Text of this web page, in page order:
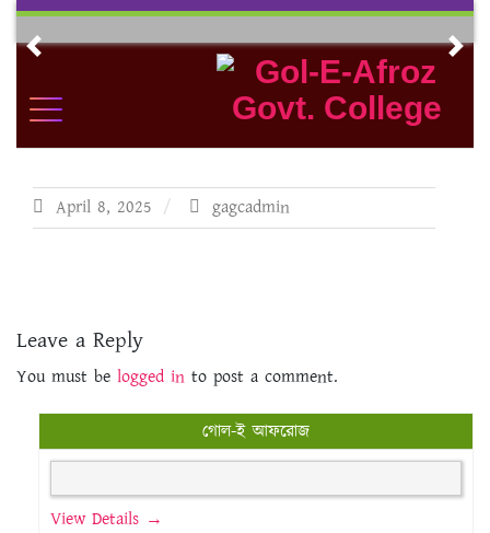
Skip
contentPrevious
April 8, 2025 gagcadmin
Leave a Reply
You must be logged in to post a comment.
গোল-ই আফরোজ
View Details →